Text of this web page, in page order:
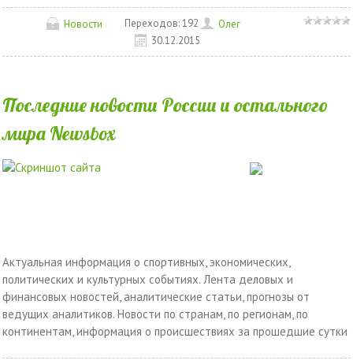
Новости Переходов: 192
Олег
30.12.2015
Последние новости России и остального
мира Newsbox
Актуальная информация о спортивных, экономических,
политических и культурных событиях. Лента деловых и
финансовых новостей, аналитические статьи, прогнозы от
ведущих аналитиков. Новости по странам, по регионам, по
континентам, информация о происшествиях за прошедшие сутки